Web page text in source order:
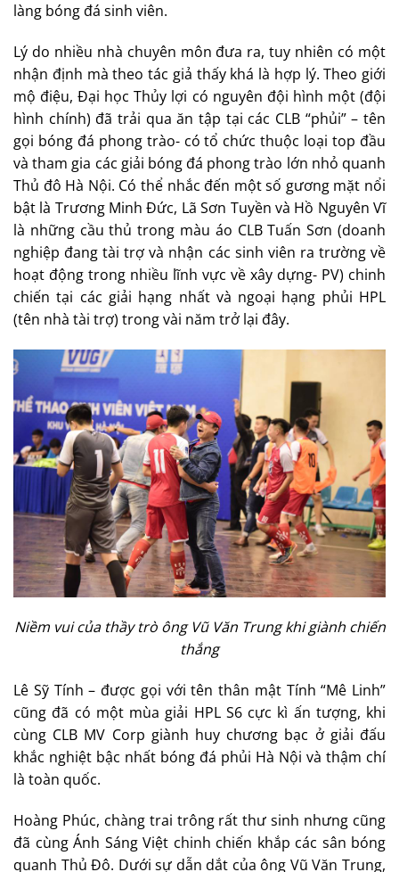
làng bóng đá sinh viên.
Lý do nhiều nhà chuyên môn đưa ra, tuy nhiên có một
nhận định mà theo tác giả thấy khá là hợp lý. Theo giới
mộ điệu, Đại học Thủy lợi có nguyên đội hình một (đội
hình chính) đã trải qua ăn tập tại các CLB “phủi” – tên
gọi bóng đá phong trào- có tổ chức thuộc loại top đầu
và tham gia các giải bóng đá phong trào lớn nhỏ quanh
Thủ đô Hà Nội. Có thể nhắc đến một số gương mặt nổi
bật là Trương Minh Đức, Lã Sơn Tuyền và Hồ Nguyên Vĩ
là những cầu thủ trong màu áo CLB Tuấn Sơn (doanh
nghiệp đang tài trợ và nhận các sinh viên ra trường về
hoạt động trong nhiều lĩnh vực về xây dựng- PV) chinh
chiến tại các giải hạng nhất và ngoại hạng phủi HPL
(tên nhà tài trợ) trong vài năm trở lại đây.
Niềm vui của thầy trò ông Vũ Văn Trung khi giành chiến
thắng
Lê Sỹ Tính – được gọi với tên thân mật Tính “Mê Linh”
cũng đã có một mùa giải HPL S6 cực kì ấn tượng, khi
cùng CLB MV Corp giành huy chương bạc ở giải đấu
khắc nghiệt bậc nhất bóng đá phủi Hà Nội và thậm chí
là toàn quốc.
Hoàng Phúc, chàng trai trông rất thư sinh nhưng cũng
đã cùng Ánh Sáng Việt chinh chiến khắp các sân bóng
quanh Thủ Đô. Dưới sự dẫn dắt của ông Vũ Văn Trung,